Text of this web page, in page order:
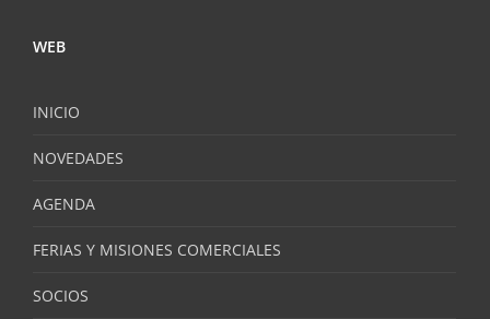
WEB
INICIO
NOVEDADES
AGENDA
FERIAS Y MISIONES COMERCIALES
SOCIOS